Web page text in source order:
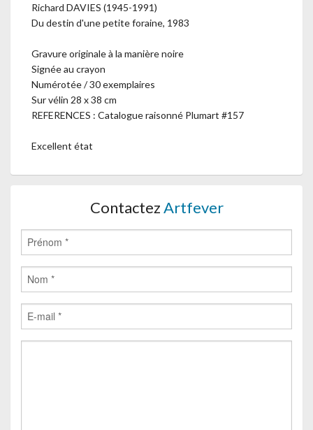
Richard DAVIES (1945-1991)
Du destin d'une petite foraine, 1983
Gravure originale à la manière noire
Signée au crayon
Numérotée / 30 exemplaires
Sur vélin 28 x 38 cm
REFERENCES : Catalogue raisonné Plumart #157
Excellent état
ContactezArtfever